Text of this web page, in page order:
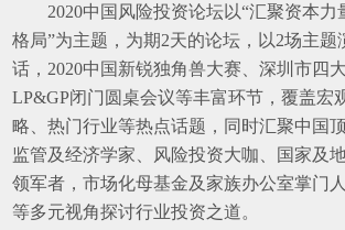
2020中国风险投资论坛以“汇聚资本力
格局”为主题，为期2天的论坛，以2场主题
话，2020中国新锐独角兽大赛、深圳市四
LP&GP闭门圆桌会议等丰富环节，覆盖宏
略、热门行业等热点话题，同时汇聚中国
监管及经济学家、风险投资大咖、国家及
领军者，市场化母基金及家族办公室掌门
等多元视角探讨行业投资之道。